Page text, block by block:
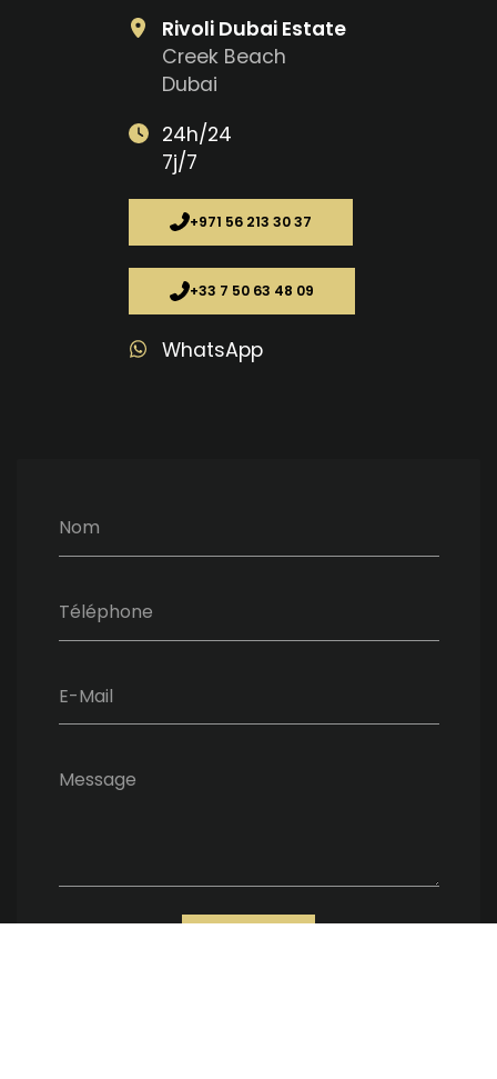
Nom
Téléphone
E-Mail
Message
Rivoli Dubai Estate
Creek Beach
Dubai
24h/24
7j/7
+971 56 213 30 37
+33 7 50 63 48 09
WhatsApp